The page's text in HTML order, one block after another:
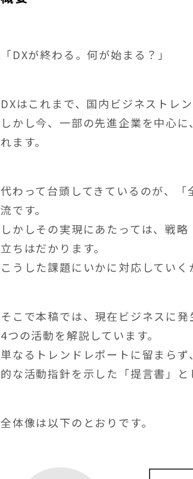
「DXが終わる。何が始まる？」
DXはこれまで、国内ビジネストレ
しかし今、一部の先進企業を中心
れます。
代わって台頭してきているのが、
流です。
しかしその実現にあたっては、戦
立ちはだかります。
こうした課題にいかに対応してい
そこで本稿では、現在ビジネスに
4つの活動を解説しています。
単なるトレンドレポートに留まら
的な活動指針を示した「提言書」と
全体像は以下のとおりです。